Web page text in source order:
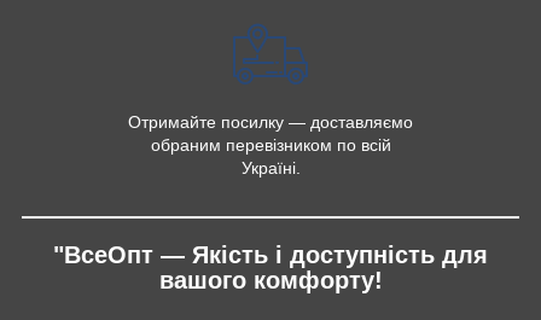
Отримайте посилку — доставляємо
обраним перевізником по всій
Україні.
"ВсеОпт — Якість і доступність для
вашого комфорту!